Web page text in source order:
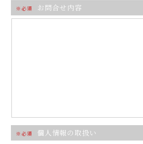
※必須 お問合せ内容
※必須
個人情報の取扱い